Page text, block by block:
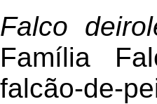
Falco
Família
falcão-de-